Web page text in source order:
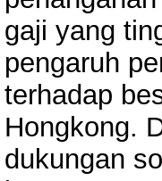
gaji yang
pengaruh
terhadap
Hongkong.
dukungan